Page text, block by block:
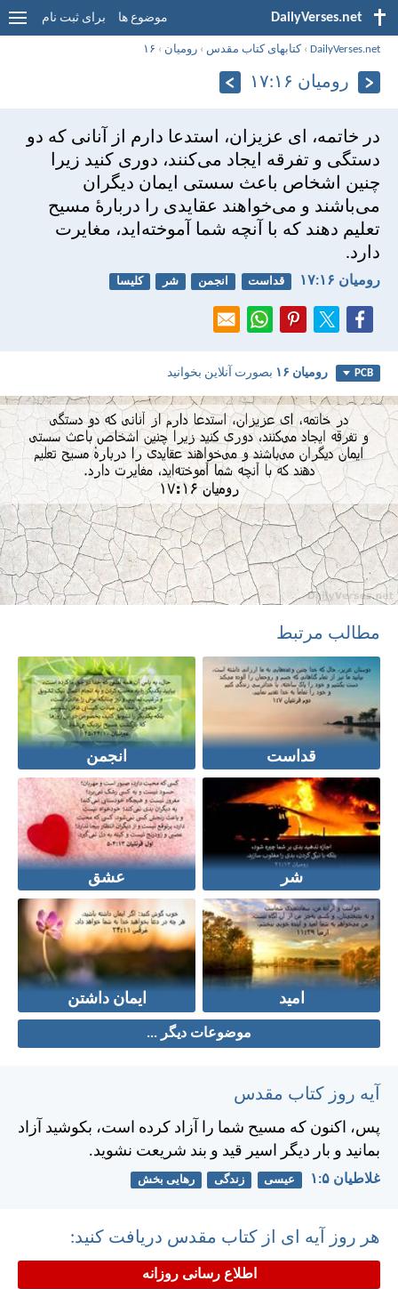
DailyVerses.net موضوع ها برای ثبت نام
DailyVerses.net
›کتابهای کتاب مقدس ›رومیان › ۱۶
رومیان ۱۶:‏۱۷
در خاتمه، ای عزيزان، استدعا دارم از آنانی كه دو
دستگی و تفرقه ايجاد می‌كنند، دوری كنيد زيرا
چنين اشخاص باعث سستی ايمان ديگران
می‌باشند و می‌خواهند عقايدی را دربارهٔ مسيح
تعليم دهند كه با آنچه شما آموخته‌ايد، مغايرت
دارد.
رومیان ۱۶:‏۱۷ قداست انجمن شر کلیسا
PCB رومیان ۱۶ بصورت آنلاین بخوانید
مطالب مرتبط
قداست انجمن
شر عشق
امید ایمان داشتن
موضوعات دیگر ...
آیه روز کتاب مقدس
پس، اكنون كه مسيح شما را آزاد كرده است، بكوشيد آزاد
بمانيد و بار ديگر اسير قيد و بند شريعت نشويد.
غلاطيان ۵:‏۱ عیسی زندگی رهایی بخش
هر روز آیه ای از کتاب مقدس دریافت کنید:
اطلاع رسانی روزانه